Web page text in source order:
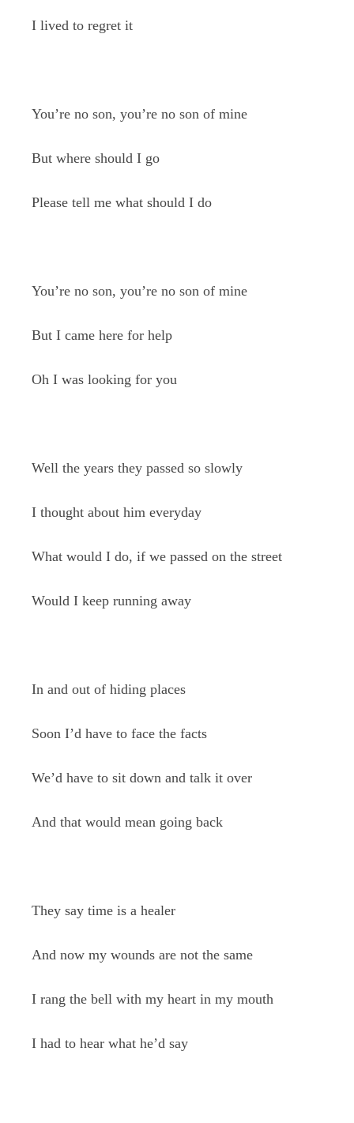
I lived to regret it
You’re no son, you’re no son of mine
But where should I go
Please tell me what should I do
You’re no son, you’re no son of mine
But I came here for help
Oh I was looking for you
Well the years they passed so slowly
I thought about him everyday
What would I do, if we passed on the street
Would I keep running away
In and out of hiding places
Soon I’d have to face the facts
We’d have to sit down and talk it over
And that would mean going back
They say time is a healer
And now my wounds are not the same
I rang the bell with my heart in my mouth
I had to hear what he’d say